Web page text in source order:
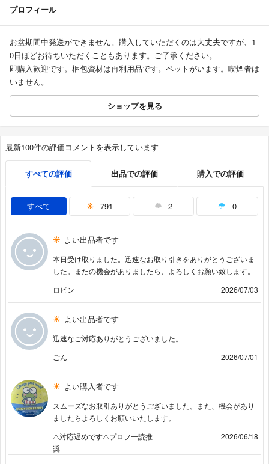
プロフィール
お盆期間中発送ができません。購入していただくのは大丈夫ですが、1
0日ほどお待ちいただくこともあります。ご了承ください。
即購入歓迎です。梱包資材は再利用品です。ペットがいます。喫煙者は
いません。
ショップを見る
最新100件の評価コメントを表示しています
すべての評価 出品での評価 購入での評価
すべて 791 2 0
よい出品者です
本日受け取りました。迅速なお取り引きをありがとうございま
した。またの機会がありましたら、よろしくお願い致します。
ロビン
2026/07/03
よい出品者です
迅速なご対応ありがとうございました。
ごん
2026/07/01
よい購入者です
スムーズなお取引ありがとうございました。また、機会があり
ましたらよろしくお願いいたします。
⚠️対応遅めです⚠️プロフ一読推
奨
2026/06/18